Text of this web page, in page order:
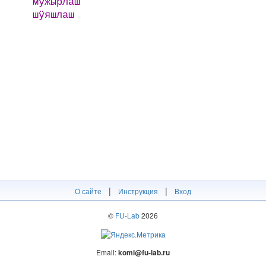
шӱяшлаш
О сайте | Инструкция | Вход
© FU-Lab2026
Email:komi@fu-lab.ru